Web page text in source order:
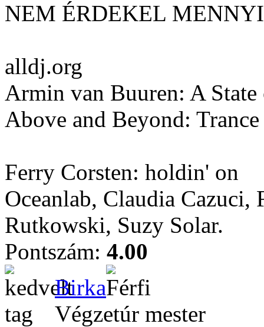
NEM ÉRDEKEL
alldj.org
Armin van Buuren: A State
Above and Beyond:
Ferry Corsten: holdin' on
Oceanlab, Claudia Cazuci,
Rutkowski, Suzy Solar.
Pontszám: 4.00
Birka
Végzetúr mester